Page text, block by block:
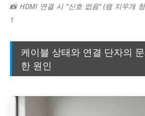
📸 HDMI 연결 시 "신호 없음" (램 지우개
1
케이블 상태와 연결 단자의
한 원인